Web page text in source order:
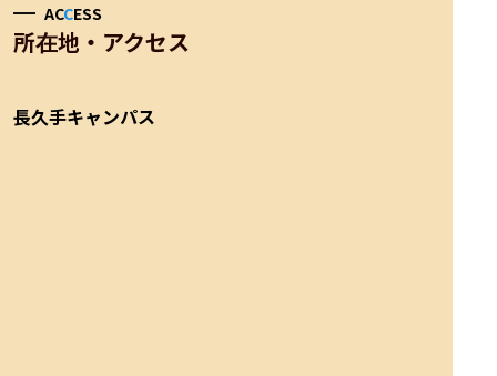
ACCESS
所在地・アクセス
長久手キャンパス